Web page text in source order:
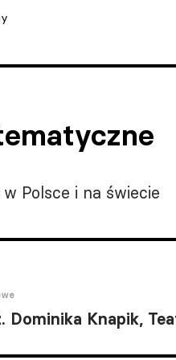
Polsce i na świecie
Dominika Knapik,